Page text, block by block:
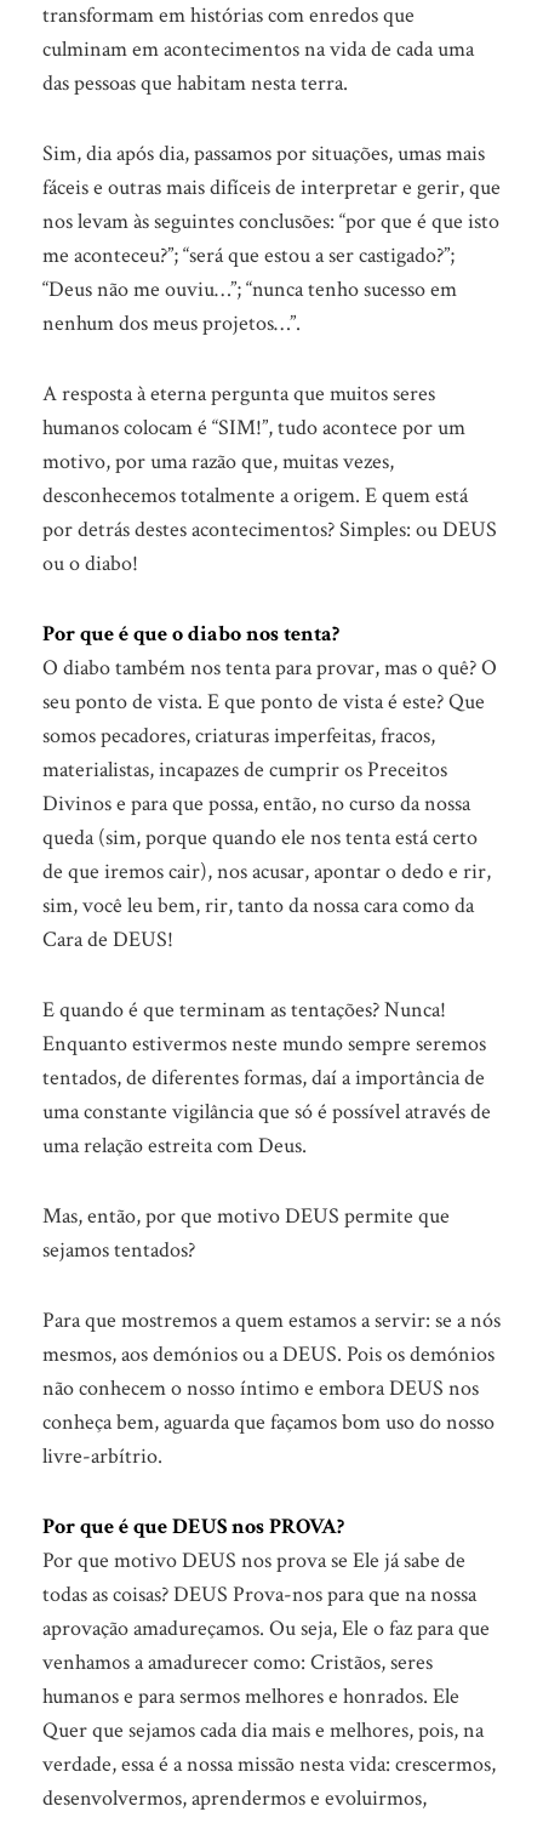
transformam em histórias com enredos que
culminam em acontecimentos na vida de cada uma
das pessoas que habitam nesta terra.
Sim, dia após dia, passamos por situações, umas mais
fáceis e outras mais difíceis de interpretar e gerir, que
nos levam às seguintes conclusões: “por que é que isto
me aconteceu?”; “será que estou a ser castigado?”;
“Deus não me ouviu…”; “nunca tenho sucesso em
nenhum dos meus projetos…”.
A resposta à eterna pergunta que muitos seres
humanos colocam é “SIM!”, tudo acontece por um
motivo, por uma razão que, muitas vezes,
desconhecemos totalmente a origem. E quem está
por detrás destes acontecimentos? Simples: ou DEUS
ou o diabo!
Por que é que o diabo nos tenta?
O diabo também nos tenta para provar, mas o quê? O
seu ponto de vista. E que ponto de vista é este? Que
somos pecadores, criaturas imperfeitas, fracos,
materialistas, incapazes de cumprir os Preceitos
Divinos e para que possa, então, no curso da nossa
queda (sim, porque quando ele nos tenta está certo
de que iremos cair), nos acusar, apontar o dedo e rir,
sim, você leu bem, rir, tanto da nossa cara como da
Cara de DEUS!
E quando é que terminam as tentações? Nunca!
Enquanto estivermos neste mundo sempre seremos
tentados, de diferentes formas, daí a importância de
uma constante vigilância que só é possível através de
uma relação estreita com Deus.
Mas, então, por que motivo DEUS permite que
sejamos tentados?
Para que mostremos a quem estamos a servir: se a nós
mesmos, aos demónios ou a DEUS. Pois os demónios
não conhecem o nosso íntimo e embora DEUS nos
conheça bem, aguarda que façamos bom uso do nosso
livre-arbítrio.
Por que é que DEUS nos PROVA?
Por que motivo DEUS nos prova se Ele já sabe de
todas as coisas? DEUS Prova-nos para que na nossa
aprovação amadureçamos. Ou seja, Ele o faz para que
venhamos a amadurecer como: Cristãos, seres
humanos e para sermos melhores e honrados. Ele
Quer que sejamos cada dia mais e melhores, pois, na
verdade, essa é a nossa missão nesta vida: crescermos,
desenvolvermos, aprendermos e evoluirmos,